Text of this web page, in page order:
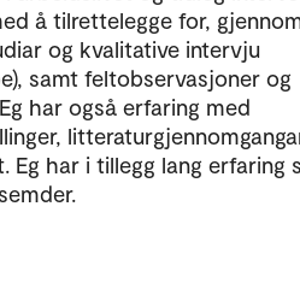
å tilrettelegge for,
og kvalitative intervju
samt feltobservasjoner og
har også erfaring med
Eg har i tillegg lang erfaring